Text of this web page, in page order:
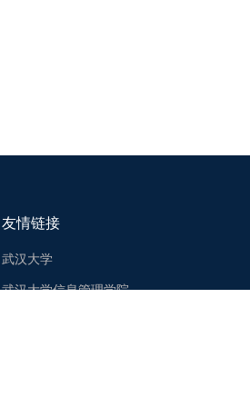
友情链接
武汉大学
武汉大学信息管理学院